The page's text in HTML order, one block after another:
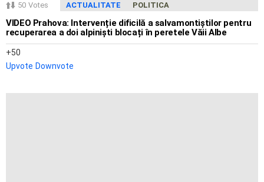
50 Votes ACTUALITATE POLITICA
VIDEO Prahova: Intervenție dificilă a salvamontiștilor pentru
recuperarea a doi alpiniști blocați în peretele Văii Albe
50
Upvote Downvote